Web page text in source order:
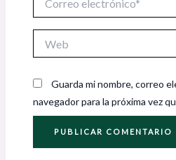
electrónico*
Guarda mi nombre, correo
navegador para la próxima vez